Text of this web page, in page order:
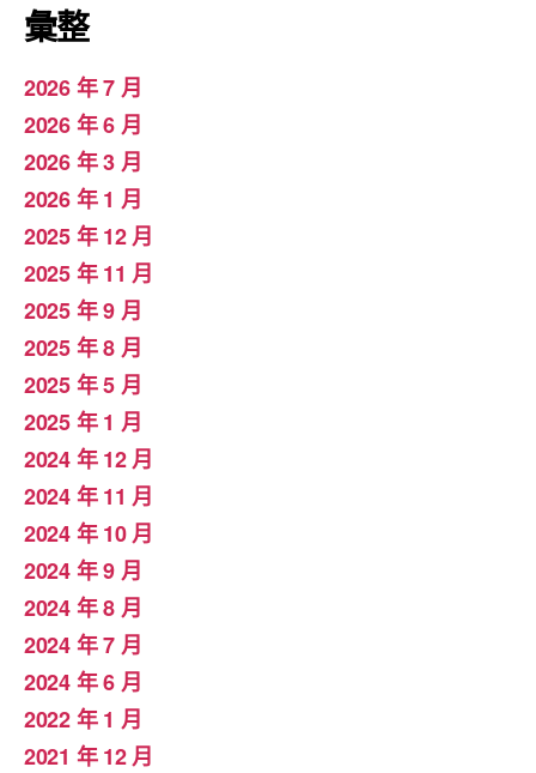
彙整
2026 年 7 月
2026 年 6 月
2026 年 3 月
2026 年 1 月
2025 年 12 月
2025 年 11 月
2025 年 9 月
2025 年 8 月
2025 年 5 月
2025 年 1 月
2024 年 12 月
2024 年 11 月
2024 年 10 月
2024 年 9 月
2024 年 8 月
2024 年 7 月
2024 年 6 月
2022 年 1 月
2021 年 12 月